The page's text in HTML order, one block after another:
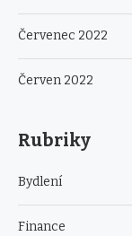
Červenec 2022
Červen 2022
Rubriky
Bydlení
Finance